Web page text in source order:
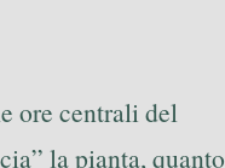
ore centrali del
la pianta, quanto